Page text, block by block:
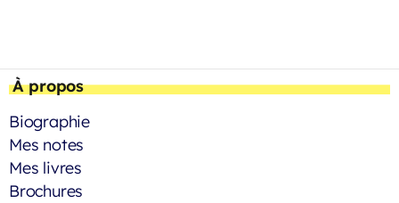
À propos
Biographie
Mes notes
Mes livres
Brochures